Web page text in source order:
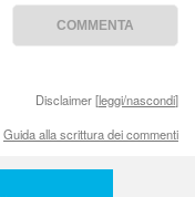
Disclaimer [leggi/nascondi]
Guida alla scrittura dei commenti